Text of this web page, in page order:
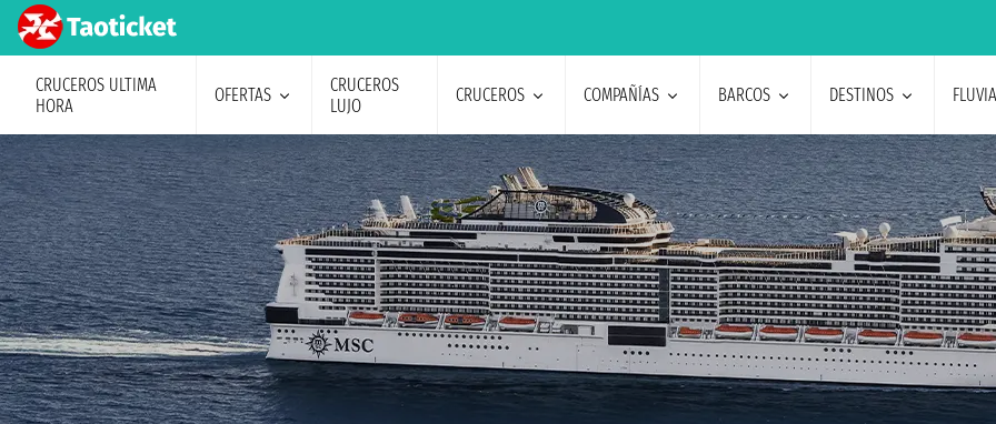
CRUCEROS ULTIMA
HORA
OFERTAS
CRUCEROS
LUJO
CRUCEROS COMPAÑÍAS BARCOS DESTINOS